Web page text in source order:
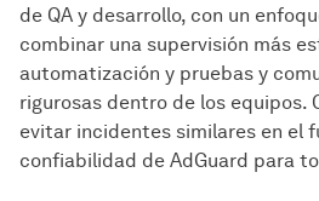
de QA y desarrollo, con un
combinar una supervisión más
automatización y pruebas y
rigurosas dentro de los equipos.
evitar incidentes similares en el
confiabilidad de AdGuard para